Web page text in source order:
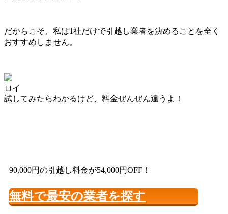
だからこそ、私は1社だけで引越し業者を決めることを全く
おすすめしません。
ロイ
試してみたらわかるけど、料金ぜんぜん違うよ！
90,000円の引越し料金が54,000円OFF！
無料で最安の業者を探す